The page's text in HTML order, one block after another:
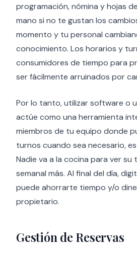
programación, nómina y hojas
mano si no te gustan los
momento y tu personal
conocimiento. Los horarios y
consumidores de tiempo para
ser fácilmente arruinados por
Por lo tanto, utilizar software o
actúe como una herramienta
miembros de tu equipo donde
turnos cuando sea necesario,
Nadie va a la cocina para ver su
semanal más. Al final del día,
puede ahorrarte tiempo y/o
propietario.
Gestión de Reservas